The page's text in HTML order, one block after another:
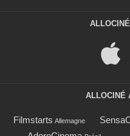
ALLOCINÉ
Filmstarts Allemagne